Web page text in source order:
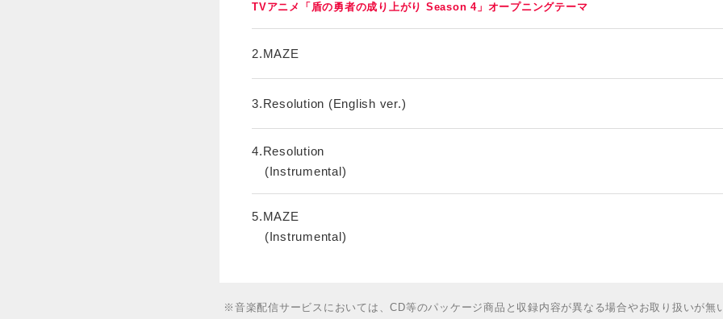
TVアニメ「盾の勇者の成り上がり Season 4」オープニングテーマ
2.MAZE
3.Resolution (English ver.)
4.Resolution
(Instrumental)
5.MAZE
(Instrumental)
※音楽配信サービスにおいては、CD等のパッケージ商品と収録内容が異なる場合やお取り扱いが無